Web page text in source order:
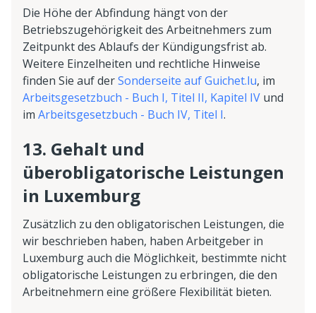
Die Höhe der Abfindung hängt von der
Betriebszugehörigkeit des Arbeitnehmers zum
Zeitpunkt des Ablaufs der Kündigungsfrist ab.
Weitere Einzelheiten und rechtliche Hinweise
finden Sie auf derSonderseite auf Guichet.lu, im
Arbeitsgesetzbuch - Buch I, Titel II, Kapitel IV und
im Arbeitsgesetzbuch - Buch IV, Titel I.
13. Gehalt und
überobligatorische Leistungen
in Luxemburg
Zusätzlich zu den obligatorischen Leistungen, die
wir beschrieben haben, haben Arbeitgeber in
Luxemburg auch die Möglichkeit, bestimmte nicht
obligatorische Leistungen zu erbringen, die den
Arbeitnehmern eine größere Flexibilität bieten.